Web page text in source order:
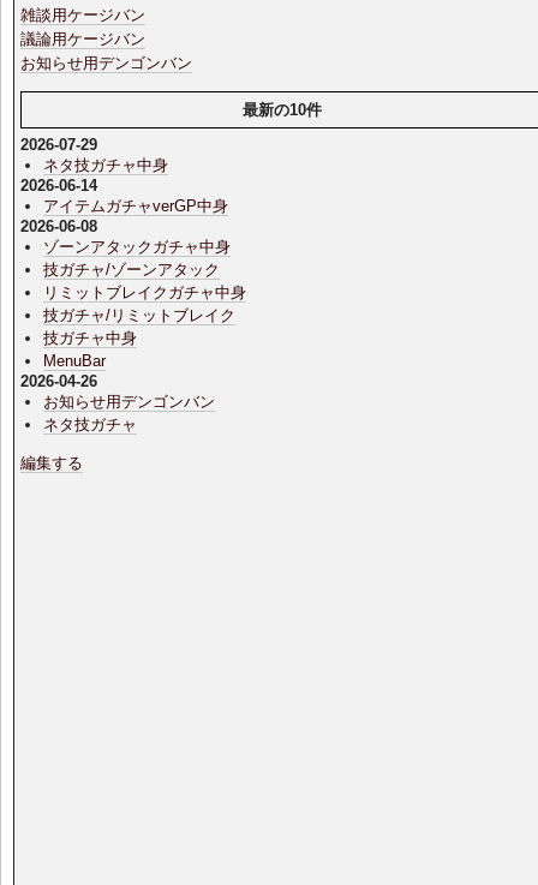
雑談用ケージバン
議論用ケージバン
お知らせ用デンゴンバン
最新の10件
2026-07-29
ネタ技ガチャ中身
2026-06-14
アイテムガチャverGP中身
2026-06-08
ゾーンアタックガチャ中身
技ガチャ/ゾーンアタック
リミットブレイクガチャ中身
技ガチャ/リミットブレイク
技ガチャ中身
MenuBar
2026-04-26
お知らせ用デンゴンバン
ネタ技ガチャ
編集する